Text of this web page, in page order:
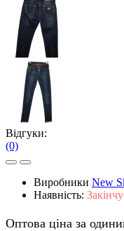
Відгуки:
(0)
Виробники New
Наявність:
Оптова ціна за